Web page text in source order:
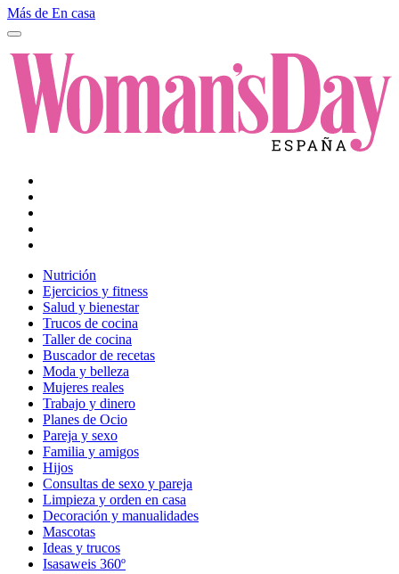
Más de En casa
Nutrición
Ejercicios y fitness
Salud y bienestar
Trucos de cocina
Taller de cocina
Buscador de recetas
Moda y belleza
Mujeres reales
Trabajo y dinero
Planes de Ocio
Pareja y sexo
Familia y amigos
Hijos
Consultas de sexo y pareja
Limpieza y orden en casa
Decoración y manualidades
Mascotas
Ideas y trucos
Isasaweis 360º